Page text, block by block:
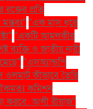
প্রতি
"এক মাস ধরে
"একটি আমলকীর
ব্যক্তি ও জাতীয় নারী
"এসঅ্যান্ডপি
কীভাবে তৈরি
কমিশন
করবে: আলী রীয়াজ"